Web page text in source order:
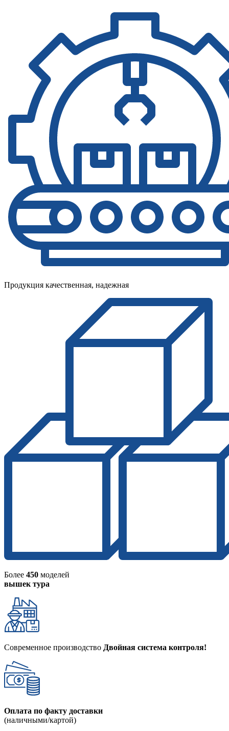
Продукция качественная, надежная
Более 450 моделей
вышек тура
Современное производство Двойная система контроля!
Оплата по факту доставки
(наличными/картой)